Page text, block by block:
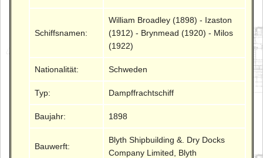
Schiffsnamen:
William Broadley (1898) - Izaston
(1912) - Brynmead (1920) - Milos
(1922)
Nationalität: Schweden
Typ: Dampffrachtschiff
Baujahr: 1898
Bauwerft:
Blyth Shipbuilding &. Dry Docks
Company Limited, Blyth